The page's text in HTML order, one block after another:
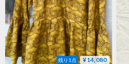
残り1点 ¥14,080